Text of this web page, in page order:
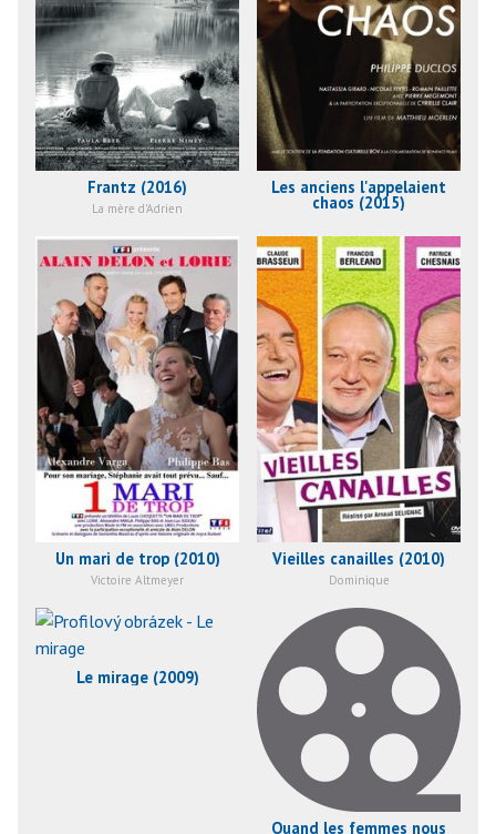
Frantz (2016)
La mère d'Adrien
Les anciens l'appelaient
chaos (2015)
Un mari de trop (2010)
Victoire Altmeyer
Vieilles canailles (2010)
Dominique
Le mirage (2009)
Quand les femmes nous